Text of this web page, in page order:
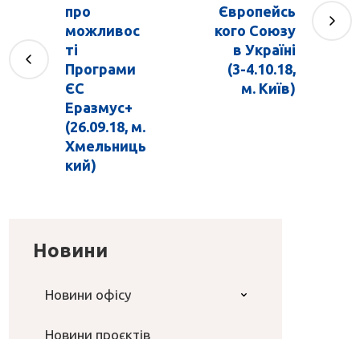
про
можливос
ті
Програми
ЄС
Еразмус+
(26.09.18, м.
Хмельниць
кий)
Європейсь
кого Союзу
в Україні
(3-4.10.18,
м. Київ)
Новини
Новини офісу
Новини проєктів